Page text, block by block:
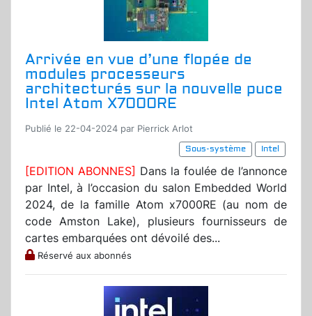
Arrivée en vue d’une flopée de
modules processeurs
architecturés sur la nouvelle puce
Intel Atom X7000RE
Publié le 22-04-2024 par Pierrick Arlot
Sous-système
Intel
[EDITION ABONNES] Dans la foulée de l’annonce
par Intel, à l’occasion du salon Embedded World
2024, de la famille Atom x7000RE (au nom de
code Amston Lake), plusieurs fournisseurs de
cartes embarquées ont dévoilé des...
Réservé aux abonnés